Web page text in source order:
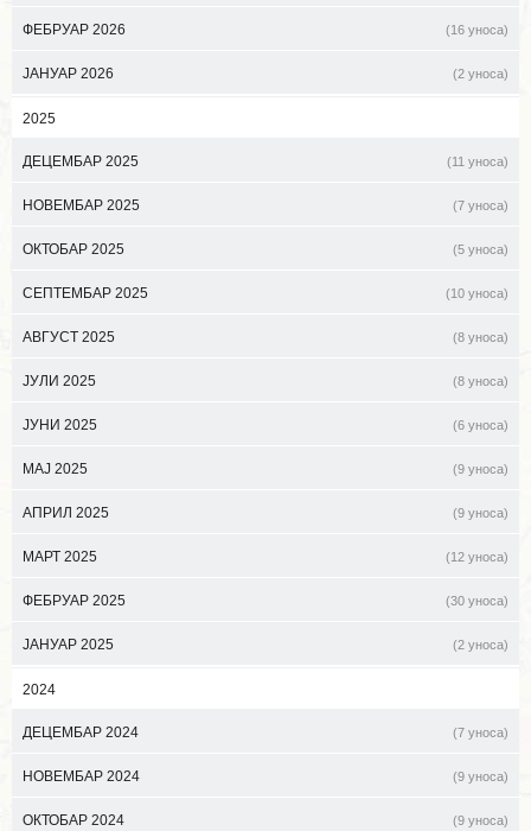
ФЕБРУАР 2026 (16 уноса)
ЈАНУАР 2026 (2 уноса)
2025
ДЕЦЕМБАР 2025 (11 уноса)
НОВЕМБАР 2025 (7 уноса)
ОКТОБАР 2025 (5 уноса)
СЕПТЕМБАР 2025 (10 уноса)
АВГУСТ 2025 (8 уноса)
ЈУЛИ 2025 (8 уноса)
ЈУНИ 2025 (6 уноса)
МАЈ 2025 (9 уноса)
АПРИЛ 2025 (9 уноса)
МАРТ 2025 (12 уноса)
ФЕБРУАР 2025 (30 уноса)
ЈАНУАР 2025 (2 уноса)
2024
ДЕЦЕМБАР 2024 (7 уноса)
НОВЕМБАР 2024 (9 уноса)
ОКТОБАР 2024 (9 уноса)